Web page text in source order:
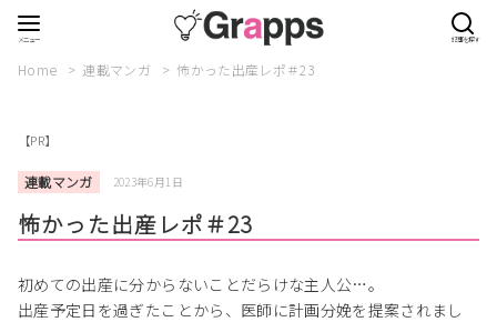
Home 連載マンガ 怖かった出産レポ＃23
【PR】
連載マンガ 2023年6月1日
怖かった出産レポ＃23
初めての出産に分からないことだらけな主人公…。
出産予定日を過ぎたことから、医師に計画分娩を提案されまし